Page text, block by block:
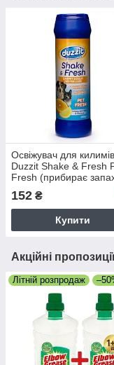
Освіжувач для килимів
Duzzit Shake & Fresh
Fresh (прибирає
152 ₴
Купити
Акційні
Літній розпродаж